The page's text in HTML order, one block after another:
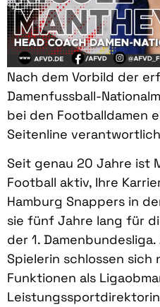
Nach dem Vorbild der
Damenfussball-
bei den Footballdamen
Seitenline
Seit genau 20 Jahre ist
Football aktiv, Ihre
Hamburg Snappers in
sie fünf Jahre lang für
der 1.
Spielerin schlossen sich
Funktionen als
Leistungssportdirektorin